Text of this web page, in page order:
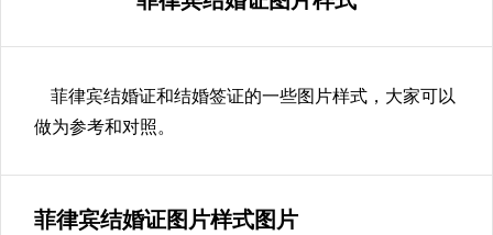
菲律宾结婚证和结婚签证的一些图片样式，大家可以
做为参考和对照。
菲律宾结婚证图片样式图片